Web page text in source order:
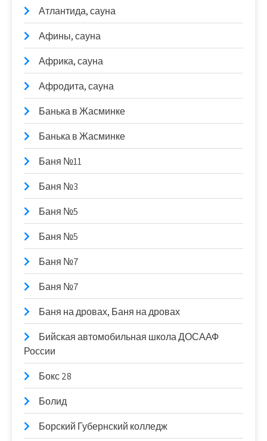
Атлантида, сауна
Афины, сауна
Африка, сауна
Афродита, сауна
Банька в Жасминке
Банька в Жасминке
Баня №11
Баня №3
Баня №5
Баня №5
Баня №7
Баня №7
Баня на дровах, Баня на дровах
Бийская автомобильная школа ДОСААФ
России
Бокс 28
Болид
Борский Губернский колледж